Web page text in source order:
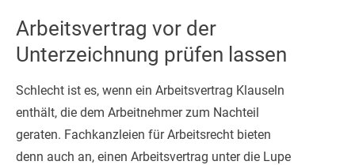
Arbeitsvertrag vor der
Unterzeichnung prüfen lassen
Schlecht ist es, wenn ein Arbeitsvertrag Klauseln
enthält, die dem Arbeitnehmer zum Nachteil
geraten. Fachkanzleien für Arbeitsrecht bieten
denn auch an, einen Arbeitsvertrag unter die Lupe